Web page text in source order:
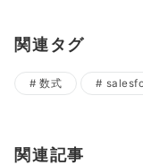
関連タグ
数式
関連記事